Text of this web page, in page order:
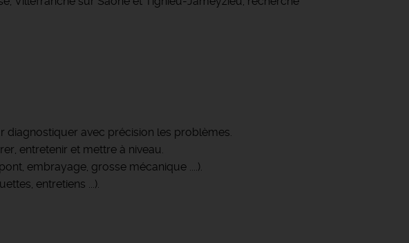
avec précision les problèmes.
entretenir et mettre à niveau.
embrayage, grosse mécanique ....).
entretiens ...).